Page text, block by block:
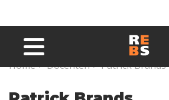
Home > Docenten > Patrick Brands